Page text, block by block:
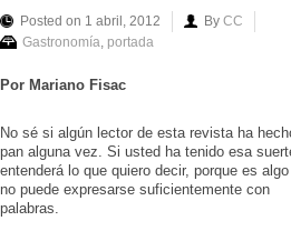
Posted on 1 abril, 2012 By CC
Gastronomía portada
Por Mariano Fisac
No sé si algún lector de esta revista ha
pan alguna vez. Si usted ha tenido esa
entenderá lo que quiero decir, porque es
no puede expresarse suficientemente con
palabras.